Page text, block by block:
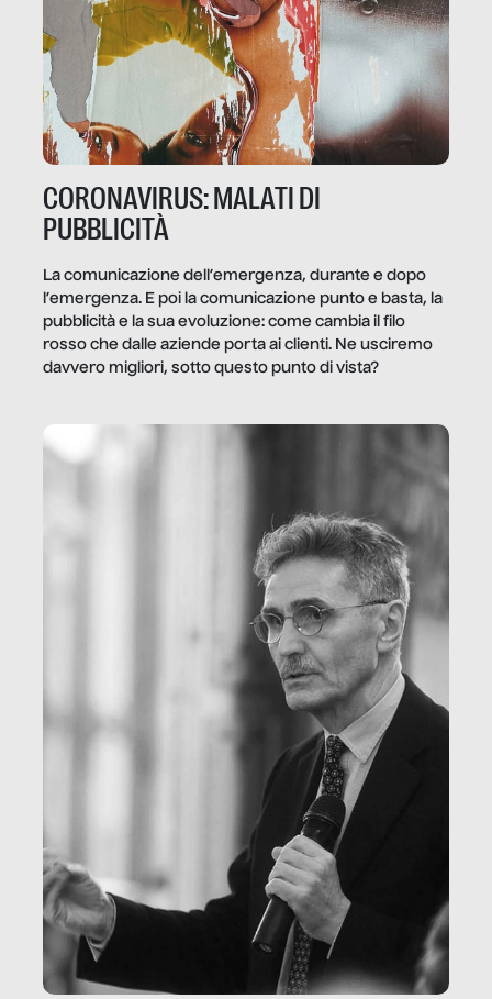
CORONAVIRUS: MALATI DI
PUBBLICITÀ
La comunicazione dell’emergenza, durante e dopo
l’emergenza. E poi la comunicazione punto e basta, la
pubblicità e la sua evoluzione: come cambia il filo
rosso che dalle aziende porta ai clienti. Ne usciremo
davvero migliori, sotto questo punto di vista?